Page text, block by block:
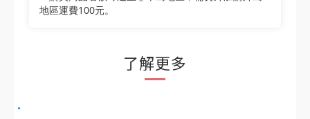
地區運費100元。
了解更多